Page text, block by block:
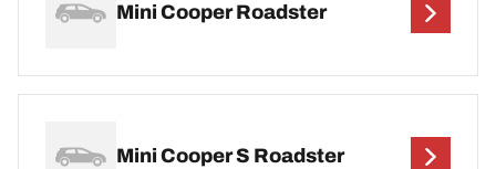
Mini Cooper Roadster
Mini Cooper S Roadster